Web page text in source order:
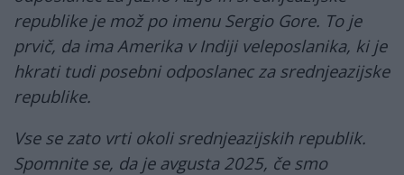
republike je mož po imenu Sergio Gore. To je
prvič, da ima Amerika v Indiji veleposlanika, ki je
hkrati tudi posebni odposlanec za srednjeazijske
republike.
Vse se zato vrti okoli srednjeazijskih republik.
Spomnite se, da je avgusta 2025, če smo